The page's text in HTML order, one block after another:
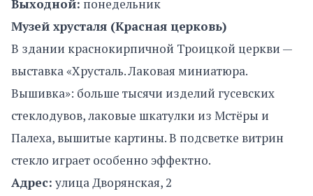
Выходной: понедельник
Музей хрусталя (Красная церковь)
В здании краснокирпичной Троицкой церкви —
выставка «Хрусталь. Лаковая миниатюра.
Вышивка»: больше тысячи изделий гусевских
стеклодувов, лаковые шкатулки из Мстёры и
Палеха, вышитые картины. В подсветке витрин
стекло играет особенно эффектно.
Адрес: улица Дворянская, 2